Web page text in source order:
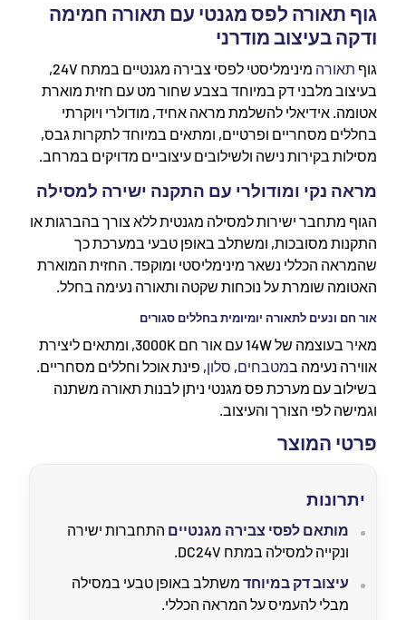
גוף תאורה לפס מגנטי עם תאורה חמימה
ודקה בעיצוב מודרני
גוף תאורה
מינימליסטי לפסי צבירה מגנטיים במתח 24V,
בעיצוב מלבני דק במיוחד בצבע שחור מט עם חזית מוארת
אטומה. אידיאלי להשלמת מראה אחיד, מודולרי ויוקרתי
בחללים מסחריים ופרטיים, ומתאים במיוחד לתקרות גבס,
מסילות בקירות נישה ולשילובים עיצוביים מדויקים במרחב.
מראה נקי ומודולרי עם התקנה ישירה למסילה
הגוף מתחבר ישירות למסילה מגנטית ללא צורך בהברגות או
התקנות מסובכות, ומשתלב באופן טבעי במערכת כך
שהמראה הכללי נשאר מינימליסטי ומוקפד. החזית המוארת
האטומה שומרת על נוכחות שקטה ותאורה נעימה בחלל.
אור חם ונעים לתאורה יומיומית בחללים סגורים
מאיר בעוצמה של 14W עם אור חם 3000K, ומתאים ליצירת
אווירה נעימה במטבחים, סלון, פינת אוכל וחללים מסחריים.
בשילוב עם מערכת פס מגנטי ניתן לבנות תאורה משתנה
וגמישה לפי הצורך והעיצוב.
פרטי המוצר
יתרונות
מותאם לפסי צבירה מגנטיים התחברות ישירה
ונקייה למסילה במתח DC24V.
עיצוב דק במיוחד משתלב באופן טבעי במסילה
מבלי להעמיס על המראה הכללי.